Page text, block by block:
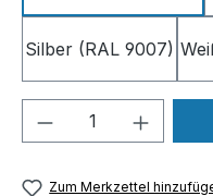
Silber (RAL 9007)
Produkt
Zum Merkzettel